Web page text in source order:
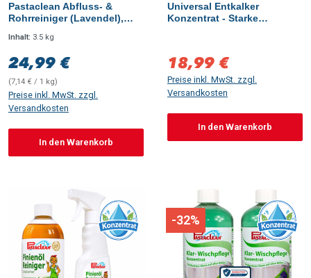
Pastaclean Abfluss- &
Rohrreiniger (Lavendel),
Inhalt: 3.5 kg
Regulärer Preis:
24,99 €
(7,14 € / 1 kg)
Preise inkl. MwSt. zzgl.
Versandkosten
In den Warenkorb
Universal Entkalker
Konzentrat - Starke
Verkaufspreis:
18,99 €
Preise inkl. MwSt. zzgl.
Versandkosten
In den Warenkorb
-32%